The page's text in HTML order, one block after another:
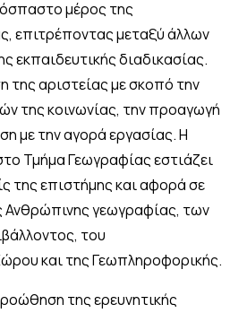
μέρος της
επιτρέποντας μεταξύ άλλων
εκπαιδευτικής διαδικασίας.
της αριστείας με σκοπό την
της κοινωνίας, την προαγωγή
με την αγορά εργασίας. Η
Τμήμα Γεωγραφίας εστιάζει
της επιστήμης και αφορά σε
Ανθρώπινης γεωγραφίας, των
του
και της Γεωπληροφορικής.
της ερευνητικής